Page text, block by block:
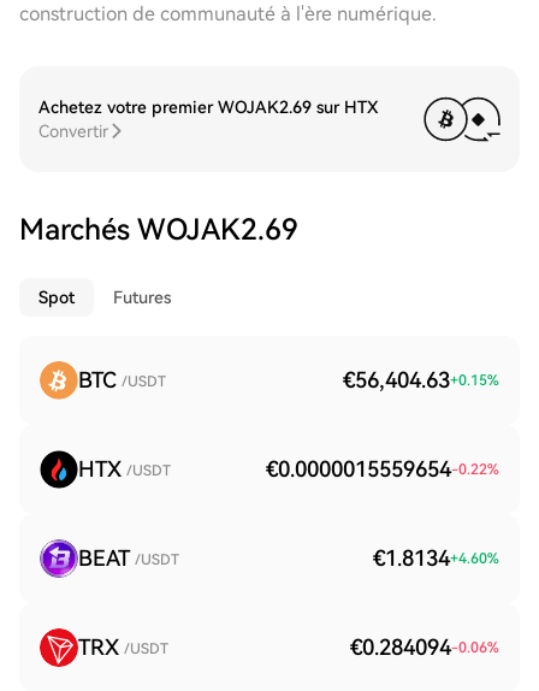
construction de communauté à l'ère numérique.
Achetez votre premier WOJAK2.69 sur HTX
Convertir
Marchés WOJAK2.69
Spot Futures
BTC /USDT €56,404.63+0.15%
HTX /USDT €0.0000015559654-0.22%
BEAT /USDT €1.8134+4.60%
TRX /USDT €0.284094-0.06%